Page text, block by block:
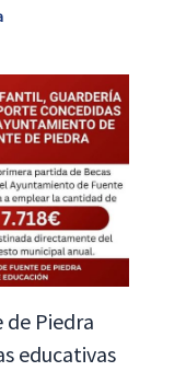
Piedra
educativas